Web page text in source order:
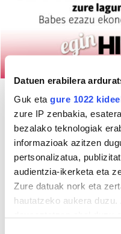
Datuen erabilera
Guk eta gure 1022
zure IP zenbakia,
bezalako teknologiak
informazioak azitzen
pertsonalizatua,
audientzia-ikerketa eta
Zure datuak nork eta
hautatzeko aukera